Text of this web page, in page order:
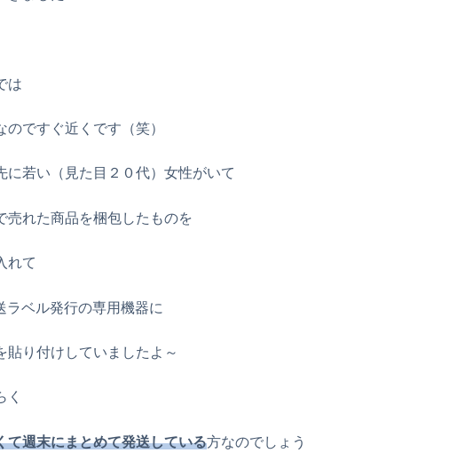
は
ですぐ近くです（笑）
に若い（見た目２０代）女性がいて
売れた商品を梱包したものを
れて
ラベル発行の専用機器に
貼り付けしていましたよ～
く
て週末にまとめて発送している方なのでしょう